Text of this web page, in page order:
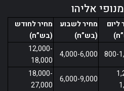
אליהו
ליום
מחיר לשבוע
(בש”ח)
מחיר לחודש
(בש”ח)
800-
4,000-6,000
12,000-
18,000
6,000-9,000
18,000-
27,000